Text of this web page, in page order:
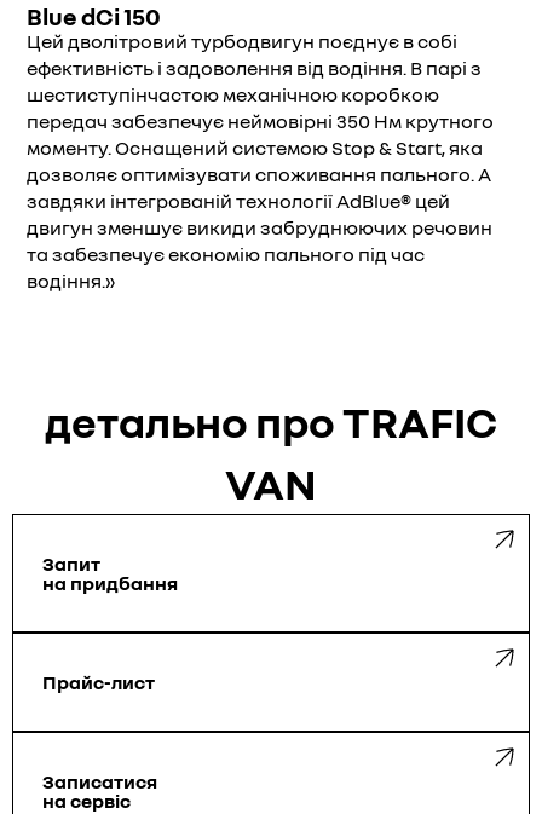
Blue dCi 150
Цей дволітровий турбодвигун поєднує в собі
ефективність і задоволення від водіння. В парі з
шестиступінчастою механічною коробкою
передач забезпечує неймовірні 350 Нм крутного
моменту. Оснащений системою Stop & Start, яка
дозволяє оптимізувати споживання пального. А
завдяки інтегрованій технології AdBlue® цей
двигун зменшує викиди забруднюючих речовин
та забезпечує економію пального під час
водіння.»
детально про TRAFIC
VAN
Запит
на придбання
Прайс-лист
Запиcатися
на сервіс